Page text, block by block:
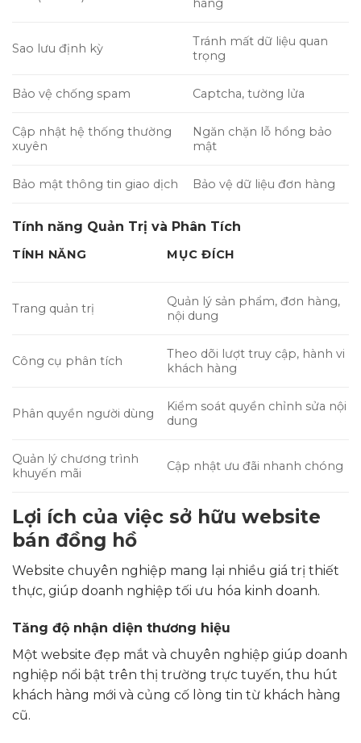
hàng
Sao lưu định kỳ
Tránh mất dữ liệu quan
trọng
Bảo vệ chống spam Captcha, tường lửa
Cập nhật hệ thống thường
xuyên
Ngăn chặn lỗ hổng bảo
mật
Bảo mật thông tin giao dịch Bảo vệ dữ liệu đơn hàng
Tính năng Quản Trị và Phân Tích
TÍNH NĂNG MỤC ĐÍCH
Trang quản trị
Quản lý sản phẩm, đơn hàng,
nội dung
Công cụ phân tích
Theo dõi lượt truy cập, hành vi
khách hàng
Phân quyền người dùng
Kiểm soát quyền chỉnh sửa nội
dung
Quản lý chương trình
khuyến mãi
Cập nhật ưu đãi nhanh chóng
Lợi ích của việc sở hữu website
bán đồng hồ
Website chuyên nghiệp mang lại nhiều giá trị thiết
thực, giúp doanh nghiệp tối ưu hóa kinh doanh.
Tăng độ nhận diện thương hiệu
Một website đẹp mắt và chuyên nghiệp giúp doanh
nghiệp nổi bật trên thị trường trực tuyến, thu hút
khách hàng mới và củng cố lòng tin từ khách hàng
cũ.